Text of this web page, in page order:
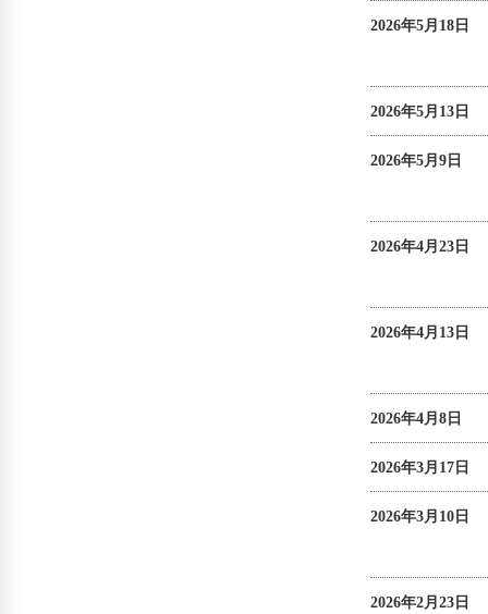
2026年5月18日
2026年5月13日
2026年5月9日
2026年4月23日
2026年4月13日
2026年4月8日
2026年3月17日
2026年3月10日
2026年2月23日